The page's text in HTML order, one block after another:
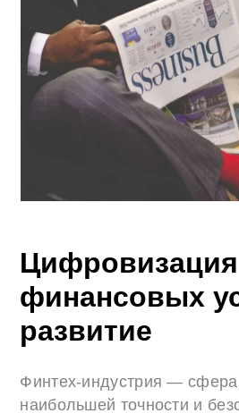
Цифровизация
финансовых
развитие
Финтех-индустрия —
наибольшей точности и